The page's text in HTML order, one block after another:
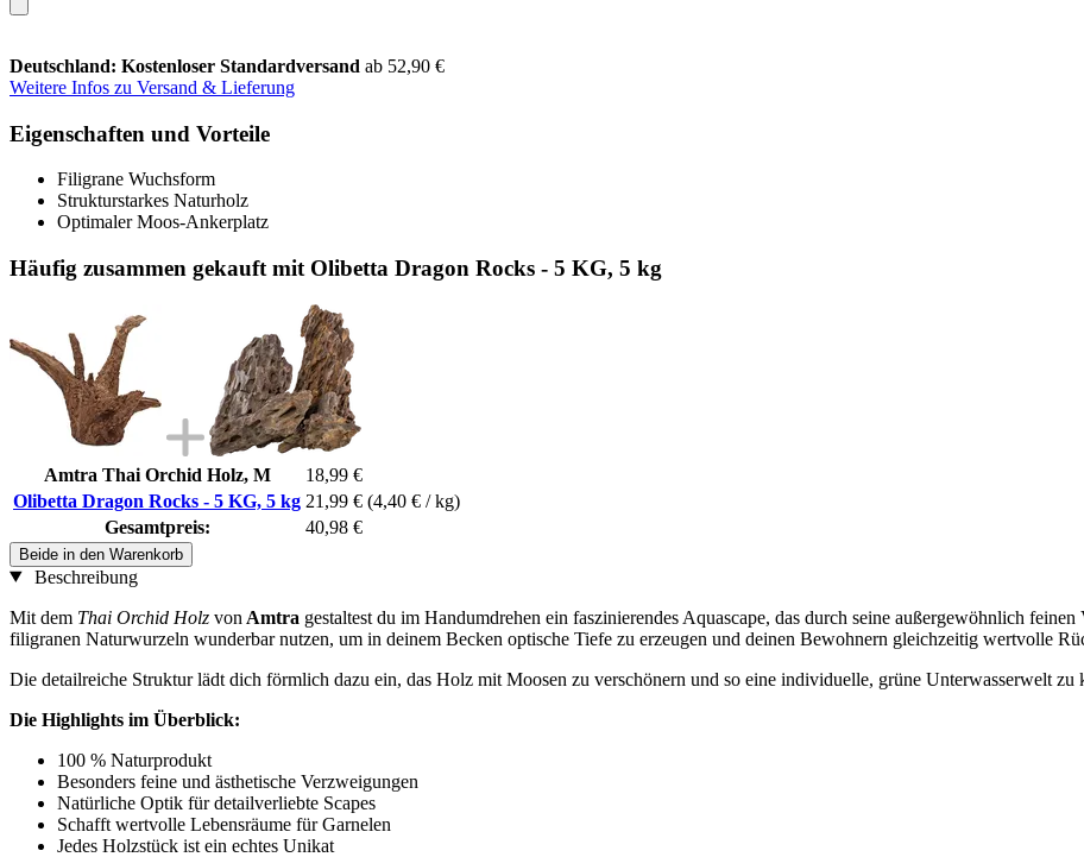
Deutschland: Kostenloser Standardversand ab 52,90 €
Weitere Infos zu Versand & Lieferung
Eigenschaften und Vorteile
Filigrane Wuchsform
Strukturstarkes Naturholz
Optimaler Moos-Ankerplatz
Häufig zusammen gekauft mit Olibetta Dragon Rocks - 5 KG, 5 kg
Amtra Thai Orchid Holz, M
18,99 €
Olibetta Dragon Rocks - 5 KG, 5 kg 21,99 € (4,40 € / kg)
Gesamtpreis:
40,98 €
Beide in den Warenkorb
Beschreibung
Mit dem Thai Orchid Holz von Amtra gestaltest du im Handumdrehen ein faszinierendes Aquascape, das durch seine außergewöhnlich
filigranen Naturwurzeln wunderbar nutzen, um in deinem Becken optische Tiefe zu erzeugen und deinen Bewohnern gleichzeitig wertvolle
Die detailreiche Struktur lädt dich förmlich dazu ein, das Holz mit Moosen zu verschönern und so eine individuelle, grüne Unterwasserwelt
Die Highlights im Überblick:
100 % Naturprodukt
Besonders feine und ästhetische Verzweigungen
Natürliche Optik für detailverliebte Scapes
Schafft wertvolle Lebensräume für Garnelen
Jedes Holzstück ist ein echtes Unikat